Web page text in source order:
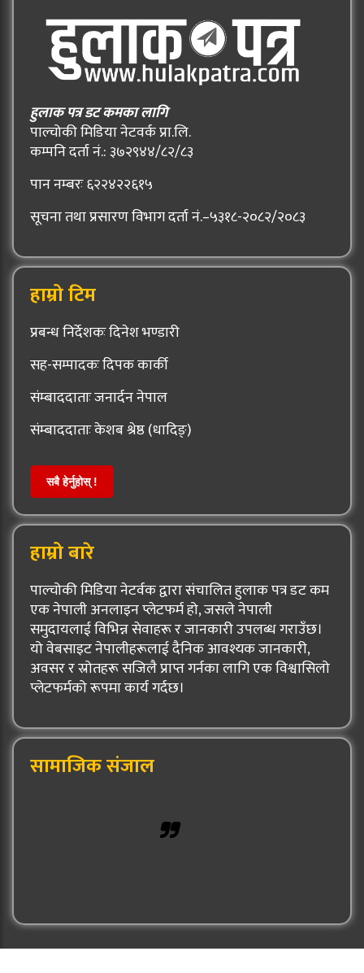
हुलाक पत्र डट कमका लागि
पाल्चोकी मिडिया नेटवर्क प्रा.लि.
कम्पनि दर्ता नं.: ३७२९४४/८२/८३
पान नम्बरः ६२२४२२६१५
सूचना तथा प्रसारण विभाग दर्ता नं.–५३१८-२०८२/२०८३
हाम्रो टिम
प्रबन्ध निर्देशकः दिनेश भण्डारी
सह-सम्पादकः दिपक कार्की
संम्बाददाताः जनार्दन नेपाल
संम्बाददाताः केशब श्रेष्ठ (धादिङ्)
सबै हेर्नुहोस् !
हाम्रो बारे
पाल्चोकी मिडिया नेटर्वक द्वारा संचालित हुलाक पत्र डट कम
एक नेपाली अनलाइन प्लेटफर्म हो, जसले नेपाली
समुदायलाई विभिन्न सेवाहरू र जानकारी उपलब्ध गराउँछ।
यो वेबसाइट नेपालीहरूलाई दैनिक आवश्यक जानकारी,
अवसर र स्रोतहरू सजिलै प्राप्त गर्नका लागि एक विश्वासिलो
प्लेटफर्मको रूपमा कार्य गर्दछ।
सामाजिक संजाल